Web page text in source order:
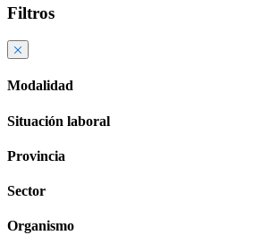
Filtros
Modalidad
Situación laboral
Provincia
Sector
Organismo